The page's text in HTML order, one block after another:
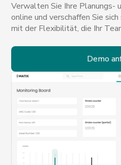
Verwalten Sie Ihre Planungs-
online und verschaffen Sie
mit der Flexibilität, die Ihr
Demo